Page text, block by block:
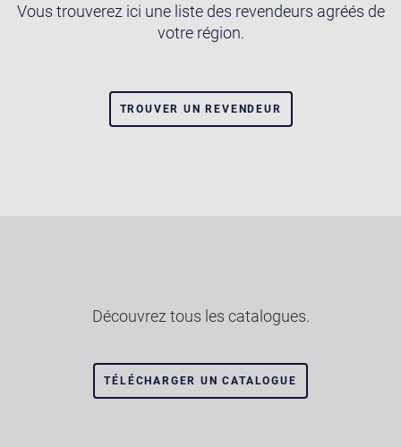
Vous trouverez ici une liste des revendeurs agréés de
votre région.
TROUVER UN REVENDEUR
Découvrez tous les catalogues.
TÉLÉCHARGER UN CATALOGUE